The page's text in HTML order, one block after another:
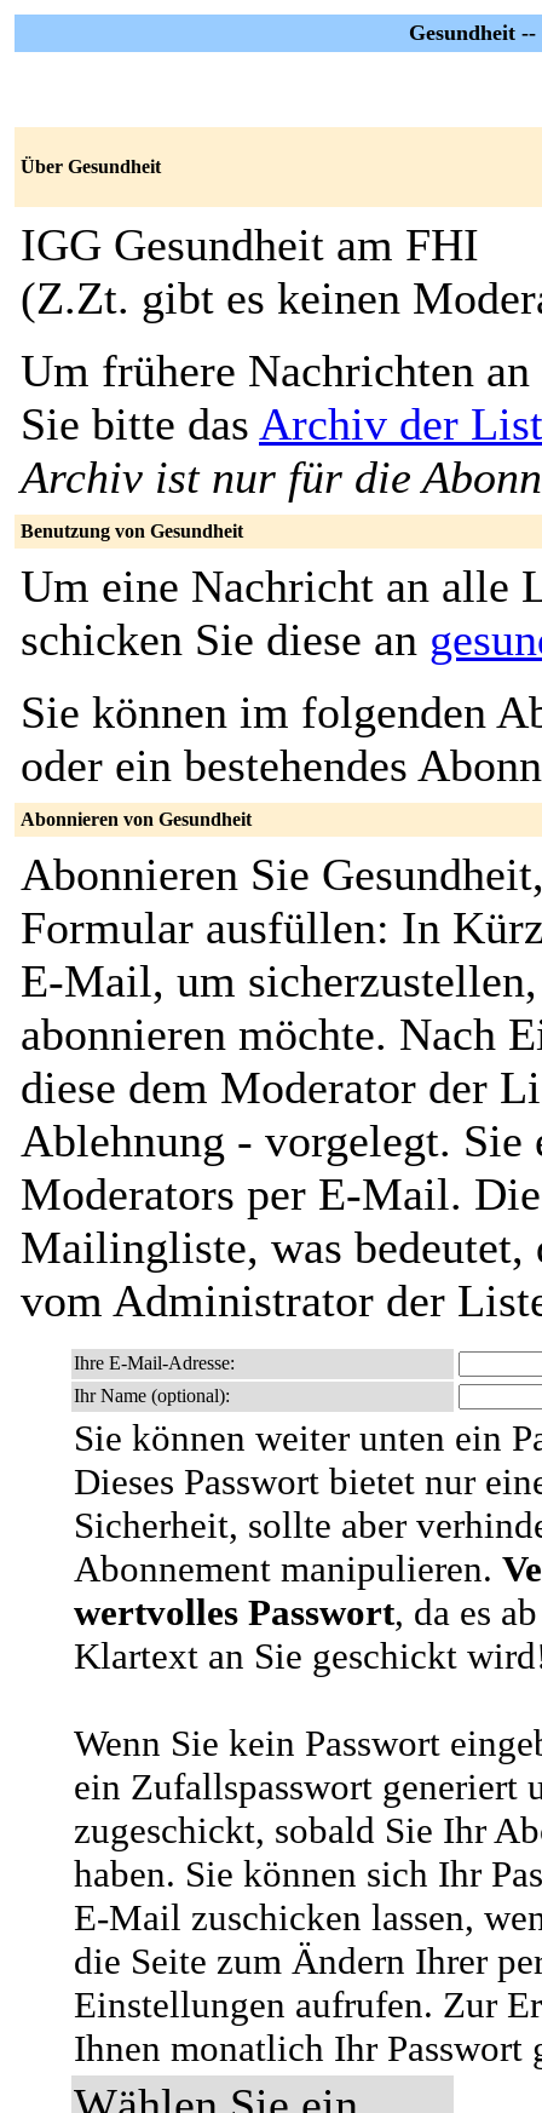
Gesundheit
Über Gesundheit
IGG Gesundheit am FHI
(Z.Zt. gibt es keinen
Um frühere Nachrichten an
Sie bitte das Archiv der
Archiv ist nur für die
Benutzung von Gesundheit
Um eine Nachricht an alle
schicken Sie diese an
Sie können im folgenden
oder ein bestehendes
Abonnieren von Gesundheit
Abonnieren Sie
Formular ausfüllen: In
E-Mail, um
abonnieren möchte. Nach
diese dem Moderator der
Ablehnung - vorgelegt. Sie
Moderators per E-Mail.
Mailingliste, was bedeutet,
vom Administrator der
Ihre E-Mail-Adresse:
Ihr Name (optional):
Sie können weiter unten ein
Dieses Passwort bietet nur
Sicherheit, sollte aber
Abonnement manipulieren.
wertvolles Passwort, da es
Klartext an Sie geschickt
Wenn Sie kein Passwort
ein Zufallspasswort generiert
zugeschickt, sobald Sie Ihr
haben. Sie können sich Ihr
E-Mail zuschicken lassen,
die Seite zum Ändern Ihrer
Einstellungen aufrufen. Zur
Ihnen monatlich Ihr Passwort